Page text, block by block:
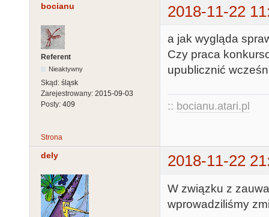
bocianu 2018-11-22
Referent
Nieaktywny
Skąd: śląsk
Zarejestrowany: 2015-09-03
Posty: 409
a jak wygląda
Czy praca
upublicznić
:: bocianu.atari.pl
Strona
dely 2018-11-22
W związku z
wprowadziliśmy